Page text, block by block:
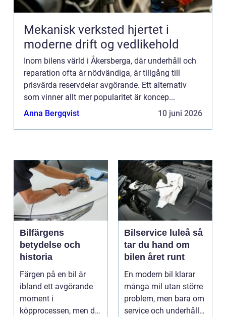
Mekanisk verksted hjertet i
moderne drift og vedlikehold
Inom bilens värld i Åkersberga, där underhåll och
reparation ofta är nödvändiga, är tillgång till
prisvärda reservdelar avgörande. Ett alternativ
som vinner allt mer popularitet är koncep...
Anna Bergqvist
10 juni 2026
Bilfärgens
betydelse och
historia
Färgen på en bil är
ibland ett avgörande
moment i
köpprocessen, men det
Bilservice luleå så
tar du hand om
bilen året runt
En modern bil klarar
många mil utan större
problem, men bara om
service och underhåll